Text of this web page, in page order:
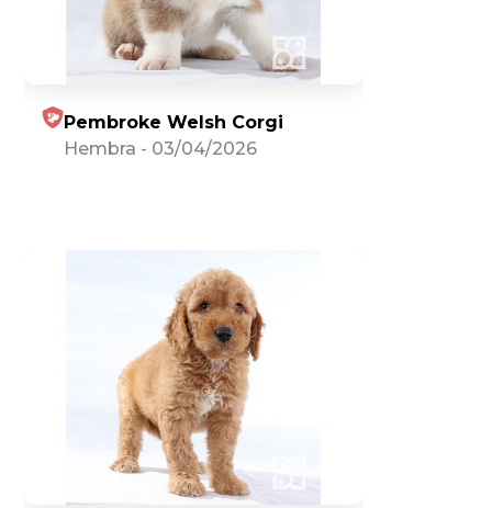
Pembroke Welsh Corgi
Hembra - 03/04/2026